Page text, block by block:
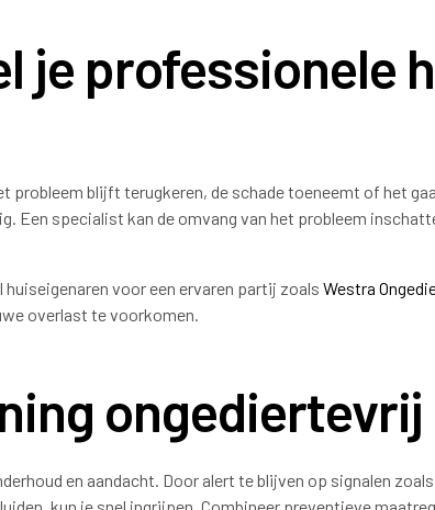
je professionele
probleem blijft terugkeren, de schade toeneemt of het
Een specialist kan de omvang van het probleem
voor een ervaren partij zoals Westra
overlast te voorkomen.
ongediertevrij
en aandacht. Door alert te blijven op signalen